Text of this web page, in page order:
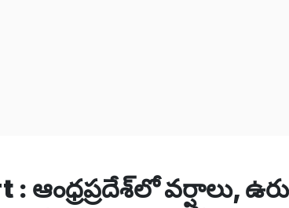
: ఆంధ్రప్రదేశ్‌లో వర్షాలు,